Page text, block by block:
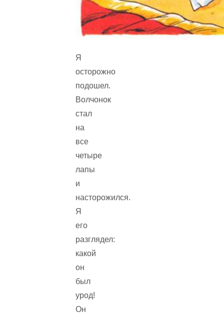
Я
осторожно
подошел.
Волчонок
стал
на
все
четыре
лапы
и
насторожился.
Я
его
разглядел:
какой
он
был
урод!
Он